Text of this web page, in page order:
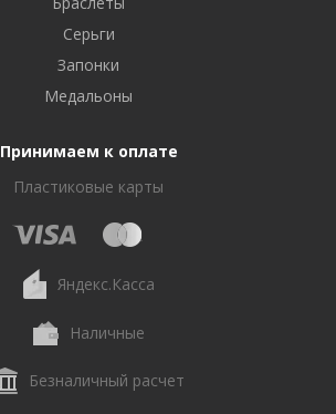
Серьги
Запонки
Медальоны
Принимаем к оплате
Пластиковые карты
Яндекс.Касса
Наличные
Безналичный расчет